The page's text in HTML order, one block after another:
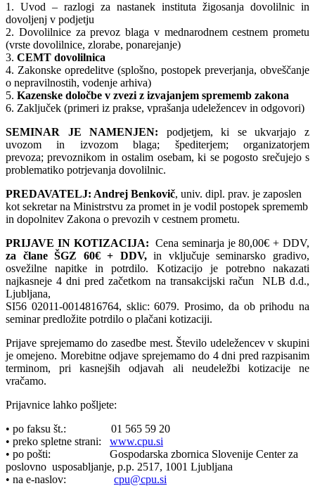
1. Uvod – razlogi za nastanek instituta žigosanja dovolilnic in
dovoljenj v podjetju
2. Dovolilnice za prevoz blaga v mednarodnem cestnem prometu
(vrste dovolilnice, zlorabe, ponarejanje)
3. CEMT dovolilnica
4. Zakonske opredelitve (splošno, postopek preverjanja, obveščanje
o nepravilnostih, vodenje arhiva)
5. Kazenske določbe v zvezi z izvajanjem sprememb zakona
6. Zaključek (primeri iz prakse, vprašanja udeležencev in odgovori)
SEMINAR JE NAMENJEN: podjetjem, ki se ukvarjajo z
uvozom in izvozom blaga; špediterjem; organizatorjem
prevoza; prevoznikom in ostalim osebam, ki se pogosto srečujejo s
problematiko potrjevanja dovolilnic.
PREDAVATELJ: Andrej Benkovič, univ. dipl. prav. je zaposlen
kot sekretar na Ministrstvu za promet in je vodil postopek sprememb
in dopolnitev Zakona o prevozih v cestnem prometu.
PRIJAVE IN KOTIZACIJA: Cena seminarja je 80,00€ + DDV,
za člane ŠGZ 60€ + DDV,in vključuje seminarsko gradivo,
osvežilne napitke in potrdilo. Kotizacijo je potrebno nakazati
najkasneje 4 dni pred začetkom na transakcijski račun NLB d.d.,
Ljubljana,
SI56 02011-0014816764, sklic: 6079. Prosimo, da ob prihodu na
seminar predložite potrdilo o plačani kotizaciji.
Prijave sprejemamo do zasedbe mest. Število udeležencev v skupini
je omejeno. Morebitne odjave sprejemamo do 4 dni pred razpisanim
terminom, pri kasnejših odjavah ali neudeležbi kotizacije ne
vračamo.
Prijavnice lahko pošljete:
• po faksu št.: 01 565 59 20
• preko spletne strani: www.cpu.si
• po pošti: Gospodarska zbornica Slovenije Center za
poslovno usposabljanje, p.p. 2517, 1001 Ljubljana
• na e-naslov: cpu@cpu.si